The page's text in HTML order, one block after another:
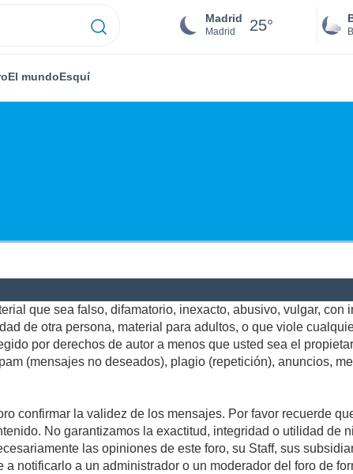
Madrid
Madrid 25°
El mundoEsquí
que sea falso, difamatorio, inexacto, abusivo, vulgar, con
de otra persona, material para adultos, o que viole
por derechos de autor a menos que usted sea el
(mensajes no deseados), plagio (repetición), anuncios,
confirmar la validez de los mensajes. Por favor recuerde
No garantizamos la exactitud, integridad o utilidad de
las opiniones de este foro, su Staff, sus
notificarlo a un administrador o un moderador del foro de